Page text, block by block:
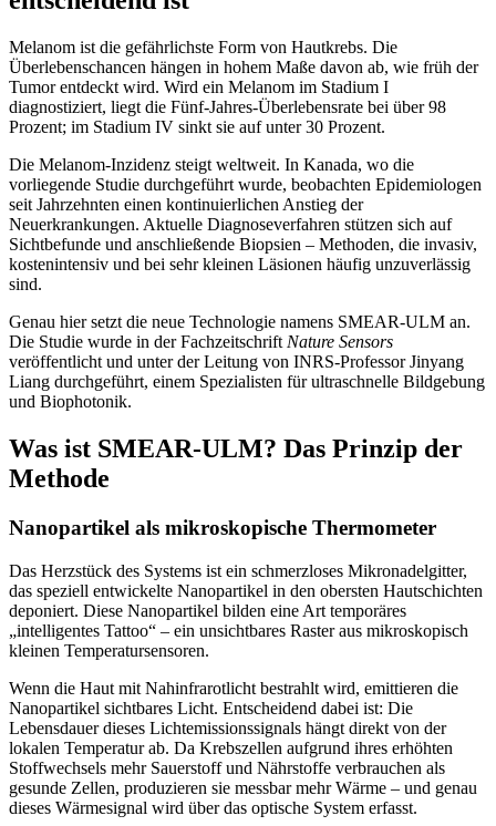
Melanom ist die gefährlichste Form von Hautkrebs. Die
Überlebenschancen hängen in hohem Maße davon ab, wie früh der
Tumor entdeckt wird. Wird ein Melanom im Stadium I
diagnostiziert, liegt die Fünf-Jahres-Überlebensrate bei über 98
Prozent; im Stadium IV sinkt sie auf unter 30 Prozent.
Die Melanom-Inzidenz steigt weltweit. In Kanada, wo die
vorliegende Studie durchgeführt wurde, beobachten Epidemiologen
seit Jahrzehnten einen kontinuierlichen Anstieg der
Neuerkrankungen. Aktuelle Diagnoseverfahren stützen sich auf
Sichtbefunde und anschließende Biopsien – Methoden, die invasiv,
kostenintensiv und bei sehr kleinen Läsionen häufig unzuverlässig
sind.
Genau hier setzt die neue Technologie namens SMEAR-ULM an.
Die Studie wurde in der Fachzeitschrift Nature Sensors
veröffentlicht und unter der Leitung von INRS-Professor Jinyang
Liang durchgeführt, einem Spezialisten für ultraschnelle Bildgebung
und Biophotonik.
Was ist SMEAR-ULM? Das Prinzip der
Methode
Nanopartikel als mikroskopische Thermometer
Das Herzstück des Systems ist ein schmerzloses Mikronadelgitter,
das speziell entwickelte Nanopartikel in den obersten Hautschichten
deponiert. Diese Nanopartikel bilden eine Art temporäres
„intelligentes Tattoo“ – ein unsichtbares Raster aus mikroskopisch
kleinen Temperatursensoren.
Wenn die Haut mit Nahinfrarotlicht bestrahlt wird, emittieren die
Nanopartikel sichtbares Licht. Entscheidend dabei ist: Die
Lebensdauer dieses Lichtemissionssignals hängt direkt von der
lokalen Temperatur ab. Da Krebszellen aufgrund ihres erhöhten
Stoffwechsels mehr Sauerstoff und Nährstoffe verbrauchen als
gesunde Zellen, produzieren sie messbar mehr Wärme – und genau
dieses Wärmesignal wird über das optische System erfasst.